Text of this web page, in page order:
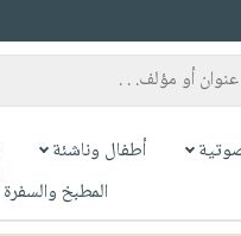
أطفال وناشئة
المطبخ والسفرة